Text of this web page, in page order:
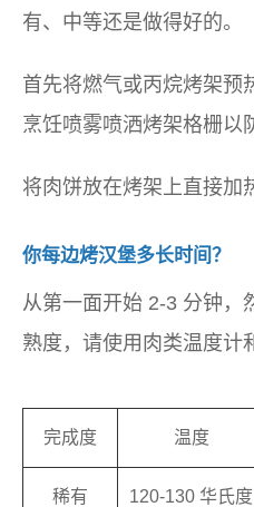
有、中等还是做得好的。
首先将燃气或丙烷烤架预
烹饪喷雾喷洒烤架格栅以
将肉饼放在烤架上直接加
你每边烤汉堡多长时间？
从第一面开始 2-3 分钟，
熟度，请使用肉类温度计
完成度 温度
稀有 120-130 华氏度